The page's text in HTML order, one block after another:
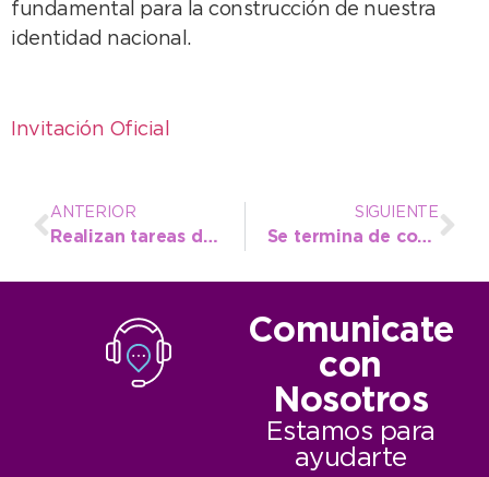
fundamental para la construcción de nuestra
identidad nacional.
Invitación Oficial
ANTERIOR
Realizan tareas de reforestación en el Parque Miguel Lillo
SIGUIENTE
Se termina de construir el paredón en la Escuela Primaria N° 10
Comunicate
con
Nosotros
Estamos para
ayudarte